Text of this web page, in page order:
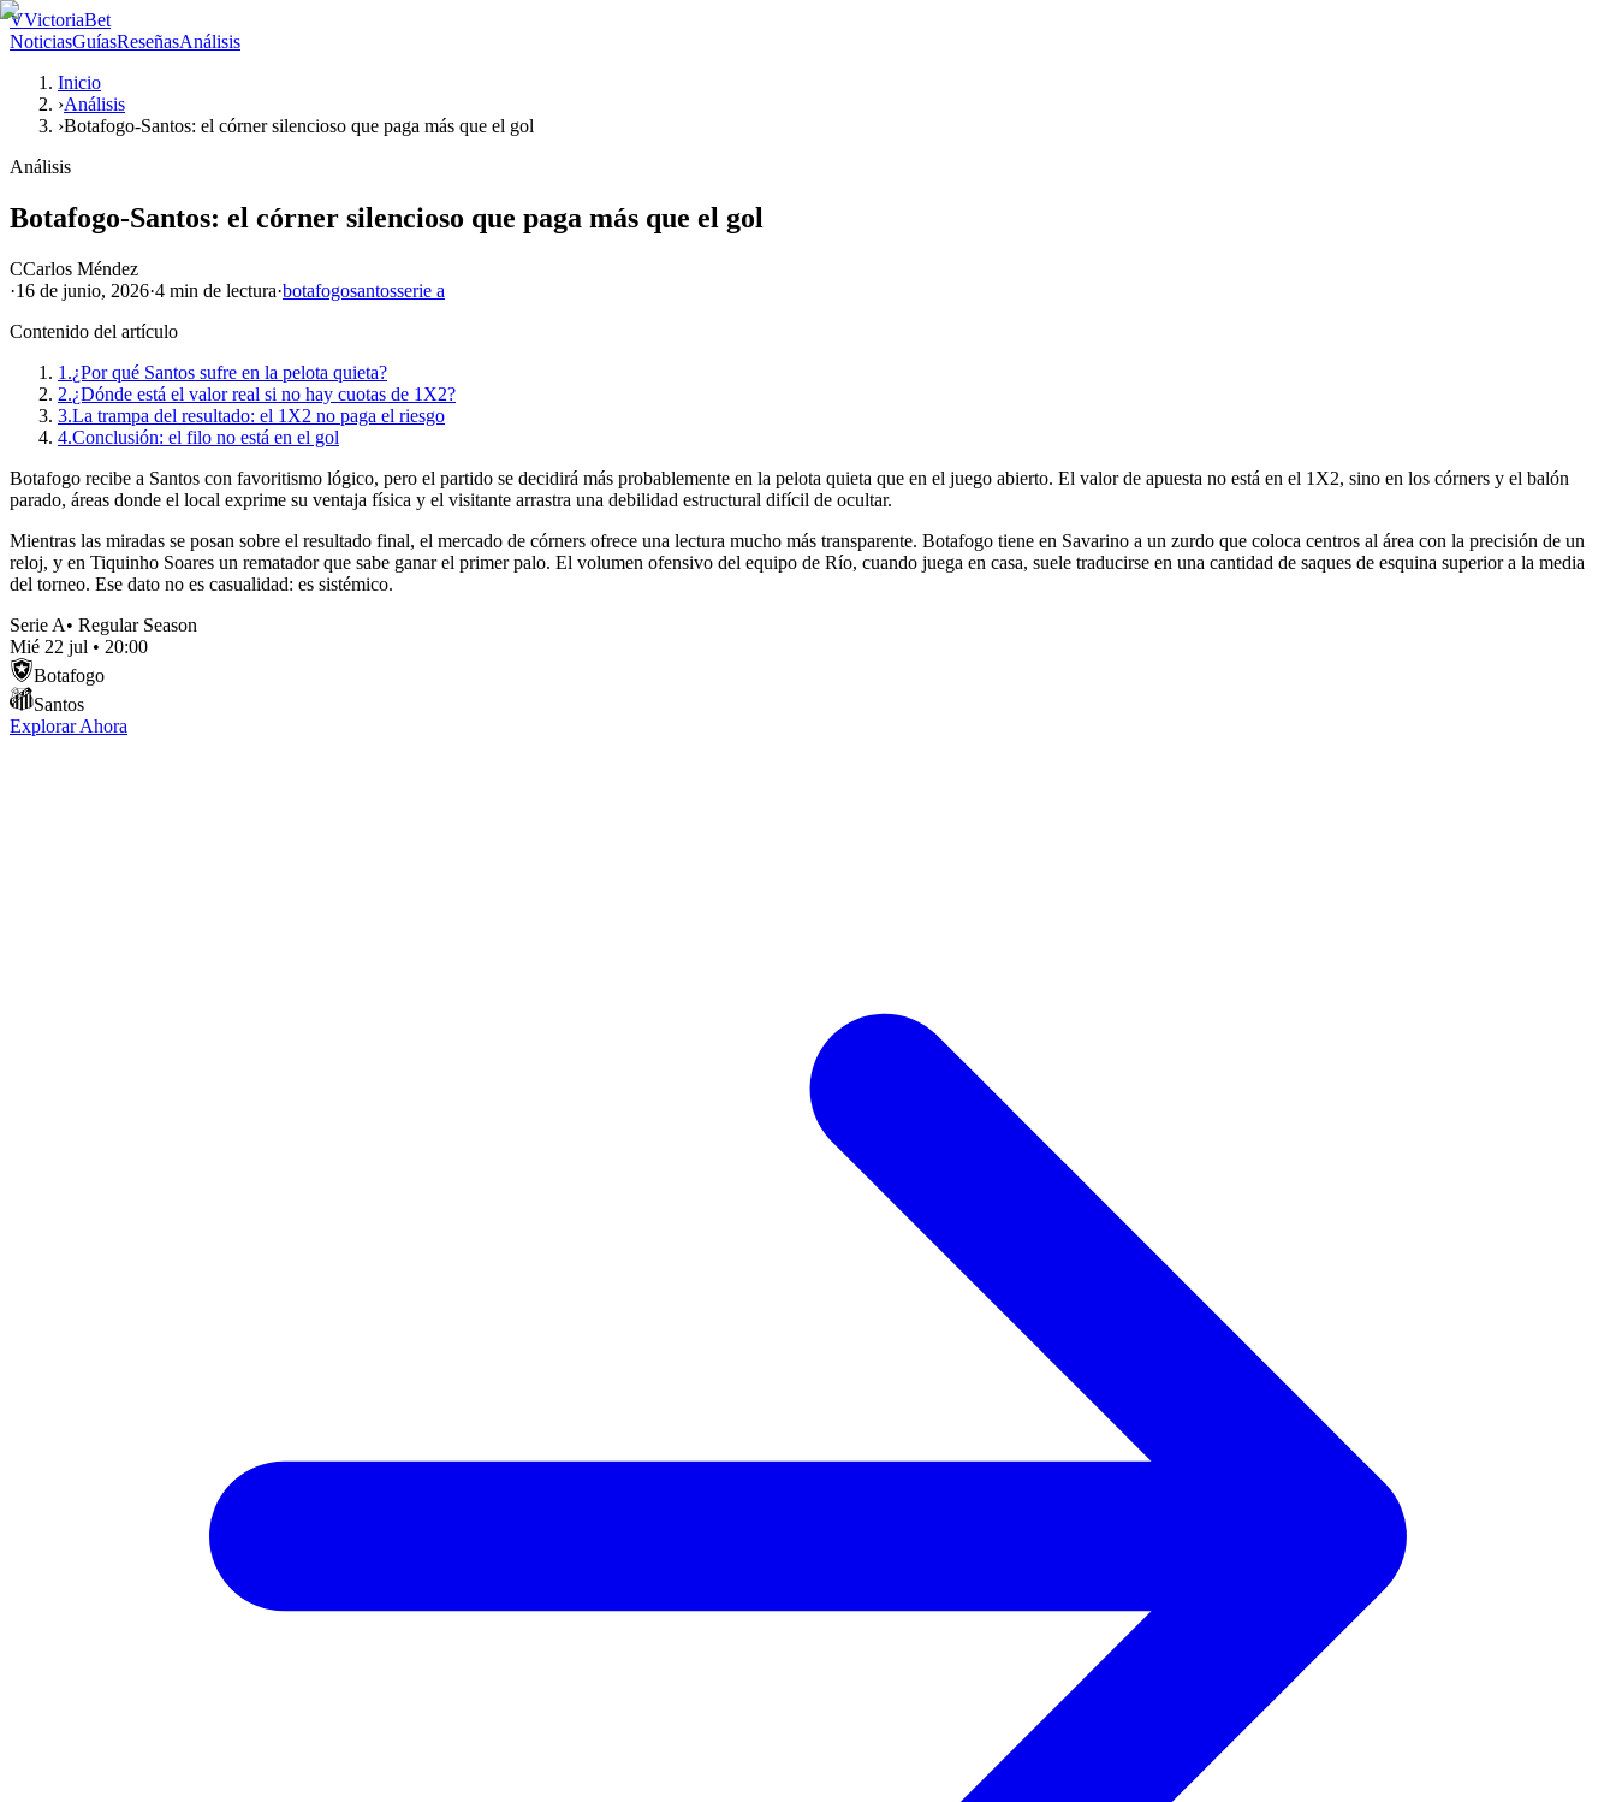
VVictoriaBet
NoticiasGuíasReseñasAnálisis
Inicio
›Análisis
›Botafogo-Santos: el córner silencioso que paga más que el gol
Análisis
Botafogo-Santos: el córner silencioso que paga más que el gol
CCarlos Méndez
·16 de junio, 2026·4 min de lectura·botafogosantosserie a
Contenido del artículo
1.¿Por qué Santos sufre en la pelota quieta?
2.¿Dónde está el valor real si no hay cuotas de 1X2?
3.La trampa del resultado: el 1X2 no paga el riesgo
4.Conclusión: el filo no está en el gol
Botafogo recibe a Santos con favoritismo lógico, pero el partido se decidirá más probablemente en la pelota quieta que en el juego abierto. El valor de apuesta no está en el 1X2, sino en los córners y el balón
parado, áreas donde el local exprime su ventaja física y el visitante arrastra una debilidad estructural difícil de ocultar.
Mientras las miradas se posan sobre el resultado final, el mercado de córners ofrece una lectura mucho más transparente. Botafogo tiene en Savarino a un zurdo que coloca centros al área con la precisión de un
reloj, y en Tiquinho Soares un rematador que sabe ganar el primer palo. El volumen ofensivo del equipo de Río, cuando juega en casa, suele traducirse en una cantidad de saques de esquina superior a la media
del torneo. Ese dato no es casualidad: es sistémico.
Serie A• Regular Season
Mié 22 jul • 20:00
Botafogo
Santos
Explorar Ahora